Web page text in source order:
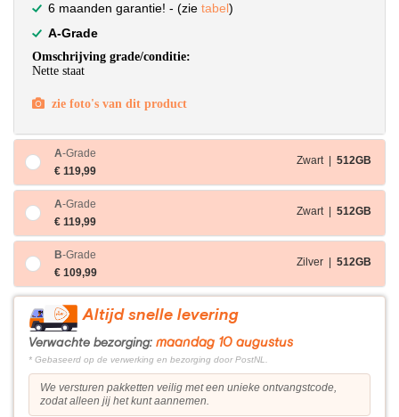
6 maanden garantie! - (zie tabel)
A-Grade
Omschrijving grade/conditie:
Nette staat
zie foto's van dit product
A-Grade
€ 119,99
Zwart | 512GB
A-Grade
€ 119,99
Zwart | 512GB
B-Grade
€ 109,99
Zilver | 512GB
Altijd snelle levering
Verwachte bezorging: maandag 10 augustus
* Gebaseerd op de verwerking en bezorging door PostNL.
We versturen pakketten veilig met een unieke ontvangstcode,
zodat alleen jij het kunt aannemen.